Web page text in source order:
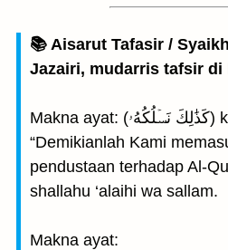
📚 Aisarut Tafasir /
Jazairi, mudarris tafsir di
Makna ayat: (كَذَٰلِكَ نَسۡلُكُهُۥ) kadzalika naslukuhu :
“Demikianlah Kami
pendustaan terhadap Al-
shallahu ‘alaihi wa sallam.
Makna ayat: